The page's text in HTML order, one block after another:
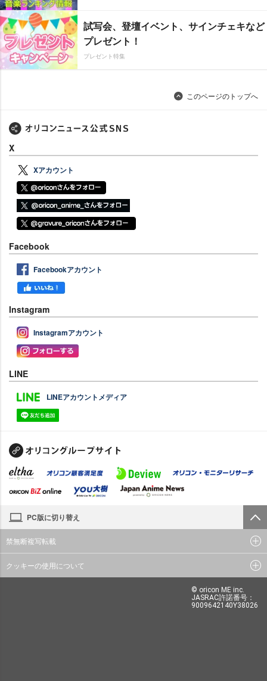
試写会、登壇イベント、サインチェキなど
プレゼント！
プレゼント特集
このページのトップへ
X
Xアカウント
Facebook
Facebookアカウント
Instagram
Instagramアカウント
LINE
LINEアカウントメディア
PC版に切り替え
禁無断複写転載
クッキーの使用について
© oricon ME inc.
JASRAC許諾番号：
9009642140Y38026